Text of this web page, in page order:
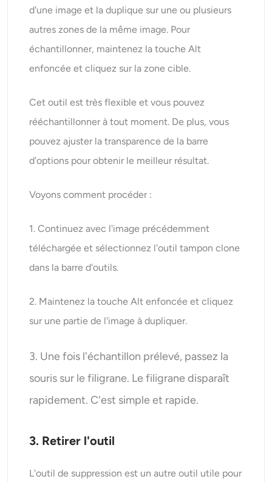
d'une image et la duplique sur une ou plusieurs
autres zones de la même image. Pour
échantillonner, maintenez la touche Alt
enfoncée et cliquez sur la zone cible.
Cet outil est très flexible et vous pouvez
rééchantillonner à tout moment. De plus, vous
pouvez ajuster la transparence de la barre
d'options pour obtenir le meilleur résultat.
Voyons comment procéder :
1. Continuez avec l'image précédemment
téléchargée et sélectionnez l'outil tampon clone
dans la barre d'outils.
2. Maintenez la touche Alt enfoncée et cliquez
sur une partie de l'image à dupliquer.
3. Une fois l'échantillon prélevé, passez la
souris sur le filigrane. Le filigrane disparaît
rapidement. C'est simple et rapide.
3. Retirer l'outil
L'outil de suppression est un autre outil utile pour